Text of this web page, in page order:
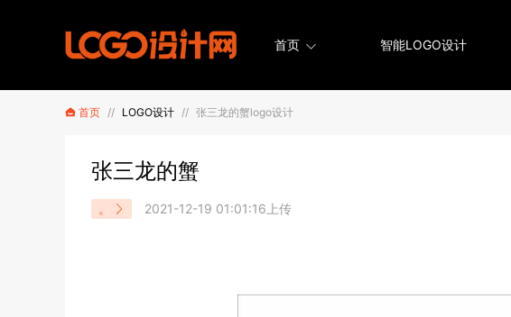
首页 智能LOGO设计
首页 // LOGO设计 // 张三龙的蟹logo设计
张三龙的蟹
。 2021-12-19 01:01:16上传